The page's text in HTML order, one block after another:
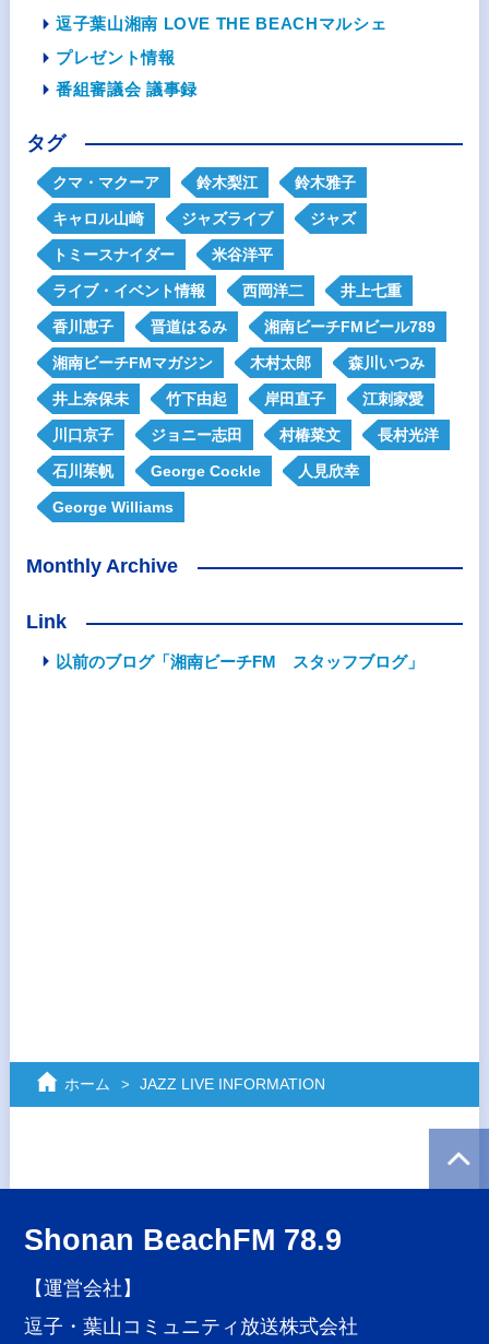
逗子葉山湘南 LOVE THE BEACHマルシェ
プレゼント情報
番組審議会 議事録
タグ
クマ・マクーア 鈴木梨江 鈴木雅子
キャロル山崎 ジャズライブ ジャズ
トミースナイダー 米谷洋平
ライブ・イベント情報 西岡洋二 井上七重
香川恵子 晋道はるみ 湘南ビーチFMビール789
湘南ビーチFMマガジン 木村太郎 森川いつみ
井上奈保未 竹下由起 岸田直子 江刺家愛
川口京子 ジョニー志田 村椿菜文 長村光洋
石川茱帆 George Cockle 人見欣幸
George Williams
Monthly Archive
Link
以前のブログ「湘南ビーチFM スタッフブログ」
ホーム JAZZ LIVE INFORMATION
Shonan BeachFM 78.9
【運営会社】
逗子・葉山コミュニティ放送株式会社